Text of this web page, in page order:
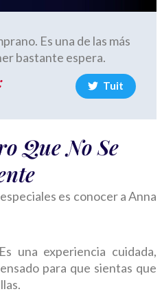
Es una de las más
bastante espera.
Tuit
Que No Se
es conocer a Anna
una experiencia cuidada,
para que sientas que